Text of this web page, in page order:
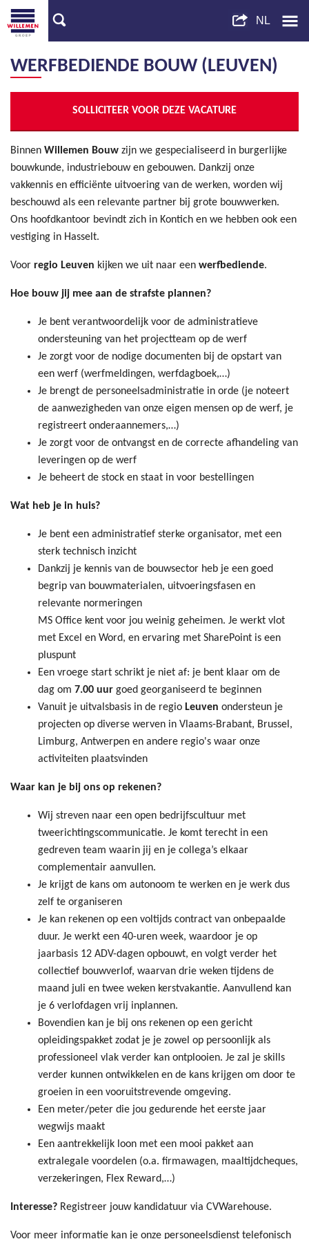
WERFBEDIENDE BOUW (LEUVEN)
SOLLICITEER VOOR DEZE VACATURE
Binnen Willemen Bouw zijn we gespecialiseerd in burgerlijke
bouwkunde, industriebouw en gebouwen. Dankzij onze
vakkennis en efficiënte uitvoering van de werken, worden wij
beschouwd als een relevante partner bij grote bouwwerken.
Ons hoofdkantoor bevindt zich in Kontich en we hebben ook een
vestiging in Hasselt.
Voor regio Leuven kijken we uit naar een werfbediende.
Hoe bouw jij mee aan de strafste plannen?
Je bent verantwoordelijk voor de administratieve
ondersteuning van het projectteam op de werf
Je zorgt voor de nodige documenten bij de opstart van
een werf (werfmeldingen, werfdagboek,…)
Je brengt de personeelsadministratie in orde (je noteert
de aanwezigheden van onze eigen mensen op de werf, je
registreert onderaannemers,…)
Je zorgt voor de ontvangst en de correcte afhandeling van
leveringen op de werf
Je beheert de stock en staat in voor bestellingen
Wat heb je in huis?
Je bent een administratief sterke organisator, met een
sterk technisch inzicht
Dankzij je kennis van de bouwsector heb je een goed
begrip van bouwmaterialen, uitvoeringsfasen en
relevante normeringen
MS Office kent voor jou weinig geheimen. Je werkt vlot
met Excel en Word, en ervaring met SharePoint is een
pluspunt
Een vroege start schrikt je niet af: je bent klaar om de
dag om 7.00 uur goed georganiseerd te beginnen
Vanuit je uitvalsbasis in de regio Leuven ondersteun je
projecten op diverse werven in Vlaams-Brabant, Brussel,
Limburg, Antwerpen en andere regio's waar onze
activiteiten plaatsvinden
Waar kan je bij ons op rekenen?
Wij streven naar een open bedrijfscultuur met
tweerichtingscommunicatie. Je komt terecht in een
gedreven team waarin jij en je collega’s elkaar
complementair aanvullen.
Je krijgt de kans om autonoom te werken en je werk dus
zelf te organiseren
Je kan rekenen op een voltijds contract van onbepaalde
duur. Je werkt een 40-uren week, waardoor je op
jaarbasis 12 ADV-dagen opbouwt, en volgt verder het
collectief bouwverlof, waarvan drie weken tijdens de
maand juli en twee weken kerstvakantie. Aanvullend kan
je 6 verlofdagen vrij inplannen.
Bovendien kan je bij ons rekenen op een gericht
opleidingspakket zodat je je zowel op persoonlijk als
professioneel vlak verder kan ontplooien. Je zal je skills
verder kunnen ontwikkelen en de kans krijgen om door te
groeien in een vooruitstrevende omgeving.
Een meter/peter die jou gedurende het eerste jaar
wegwijs maakt
Een aantrekkelijk loon met een mooi pakket aan
extralegale voordelen (o.a. firmawagen, maaltijdcheques,
verzekeringen, Flex Reward,…)
Interesse? Registreer jouw kandidatuur via CVWarehouse.
Voor meer informatie kan je onze personeelsdienst telefonisch